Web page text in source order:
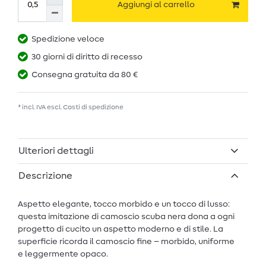
Aggiungi al carrello
Spedizione veloce
30 giorni di diritto di recesso
Consegna gratuita da 80 €
* incl. IVA escl. Costi di spedizione
Ulteriori dettagli
Descrizione
Aspetto elegante, tocco morbido e un tocco di lusso:
questa imitazione di camoscio scuba nera dona a ogni
progetto di cucito un aspetto moderno e di stile. La
superficie ricorda il camoscio fine – morbido, uniforme
e leggermente opaco.